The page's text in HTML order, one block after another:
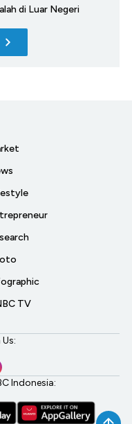
di Luar Negeri
TV
Indonesia: